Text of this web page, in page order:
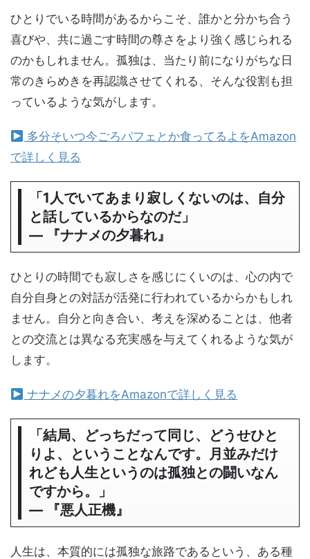
ひとりでいる時間があるからこそ、誰かと分かち合う
喜びや、共に過ごす時間の尊さをより強く感じられる
のかもしれません。孤独は、当たり前になりがちな日
常のきらめきを再認識させてくれる、そんな役割も担
っているような気がします。
多分そいつ今ごろパフェとか食ってるよをAmazon
で詳しく見る
「1人でいてあまり寂しくないのは、自分
と話しているからなのだ」
― 『ナナメの夕暮れ』
ひとりの時間でも寂しさを感じにくいのは、心の内で
自分自身との対話が活発に行われているからかもしれ
ません。自分と向き合い、考えを深めることは、他者
との交流とは異なる充実感を与えてくれるような気が
します。
ナナメの夕暮れをAmazonで詳しく見る
「結局、どっちだって同じ、どうせひと
りよ、ということなんです。月並みだけ
れども人生というのは孤独との闘いなん
ですから。」
― 『悪人正機』
人生は、本質的には孤独な旅路であるという、ある種